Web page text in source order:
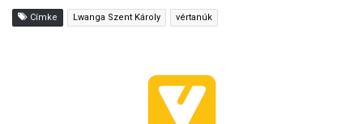
Címke Lwanga Szent Károly vértanúk